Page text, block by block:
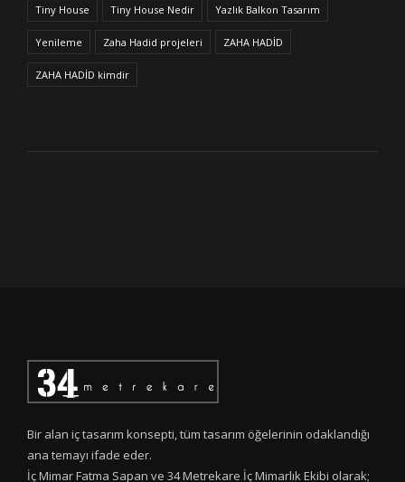
Tiny House Tiny House Nedir Yazlık Balkon Tasarım
Yenileme Zaha Hadid projeleri ZAHA HADİD
ZAHA HADİD kimdir
Bir alan iç tasarım konsepti, tüm tasarım öğelerinin odaklandığı
ana temayı ifade eder.
İç Mimar Fatma Sapan ve 34 Metrekare İç Mimarlık Ekibi olarak;